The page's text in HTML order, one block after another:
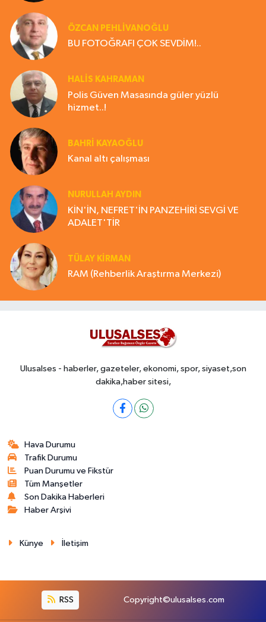
ÖZCAN PEHLİVANOĞLU
BU FOTOĞRAFI ÇOK SEVDİM!..
HALIS KAHRAMAN
Polis Güven Masasında güler yüzlü
hizmet..!
BAHRI KAYAOĞLU
Kanal altı çalışması
NURULLAH AYDIN
KİN'İN, NEFRET'İN PANZEHİRİ SEVGİ VE
ADALET'TİR
TÜLAY KİRMAN
RAM (Rehberlik Araştırma Merkezi)
Ulusalses - haberler, gazeteler, ekonomi, spor, siyaset,son
dakika,haber sitesi,
Hava Durumu
Trafik Durumu
Puan Durumu ve Fikstür
Tüm Manşetler
Son Dakika Haberleri
Haber Arşivi
Künye İletişim
RSS Copyright©ulusalses.com